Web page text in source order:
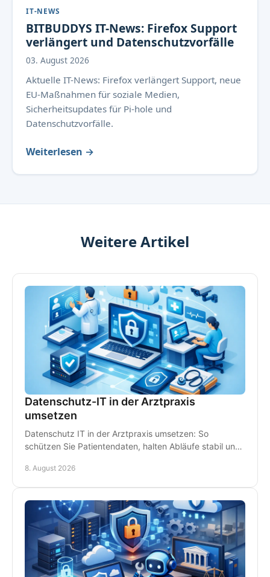
IT-NEWS
BITBUDDYS IT-News: Firefox Support
verlängert und Datenschutzvorfälle
03. August 2026
Aktuelle IT-News: Firefox verlängert Support, neue
EU-Maßnahmen für soziale Medien,
Sicherheitsupdates für Pi-hole und
Datenschutzvorfälle.
Weiterlesen →
Weitere Artikel
Datenschutz-IT in der Arztpraxis
umsetzen
Datenschutz IT in der Arztpraxis umsetzen: So
schützen Sie Patientendaten, halten Abläufe stabil und
8. August 2026